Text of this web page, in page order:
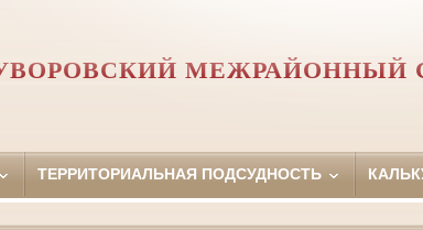
МЕЖРАЙОННЫЙ
ТЕРРИТОРИАЛЬНАЯ ПОДСУДНОСТЬ